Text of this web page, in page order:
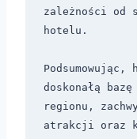
zależności
hotelu.
doskonałą
regionu,
atrakcji oraz